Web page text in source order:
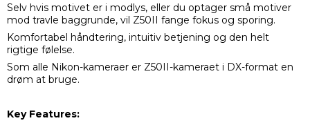
Selv hvis motivet er i modlys, eller du optager små motiver
mod travle baggrunde, vil Z50II fange fokus og sporing.
Komfortabel håndtering, intuitiv betjening og den helt
rigtige følelse.
Som alle Nikon-kameraer er Z50II-kameraet i DX-format en
drøm at bruge.
Key Features: